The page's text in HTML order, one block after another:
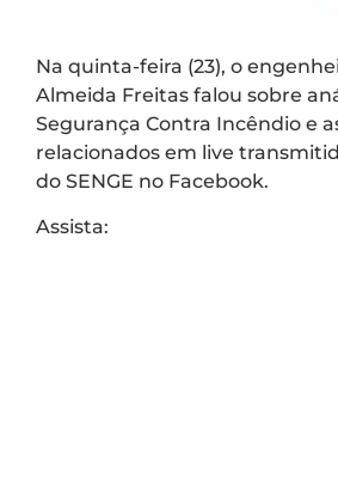
Na quinta-feira (23), o
Almeida Freitas falou sobre
Segurança Contra Incêndio e
relacionados em live
do SENGE no Facebook.
Assista: